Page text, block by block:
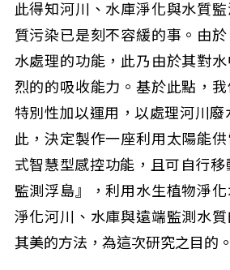
此得知河川、水庫淨化與水質
質污染已是刻不容緩的事。由
水處理的功能，此乃由於其對
烈的的吸收能力。基於此點，
特別性加以運用，以處理河川廢
此，決定製作一座利用太陽能
式智慧型感控功能，且可自行
監測浮島』，利用水生植物淨
淨化河川、水庫與遠端監測水
其美的方法，為這次研究之目的。